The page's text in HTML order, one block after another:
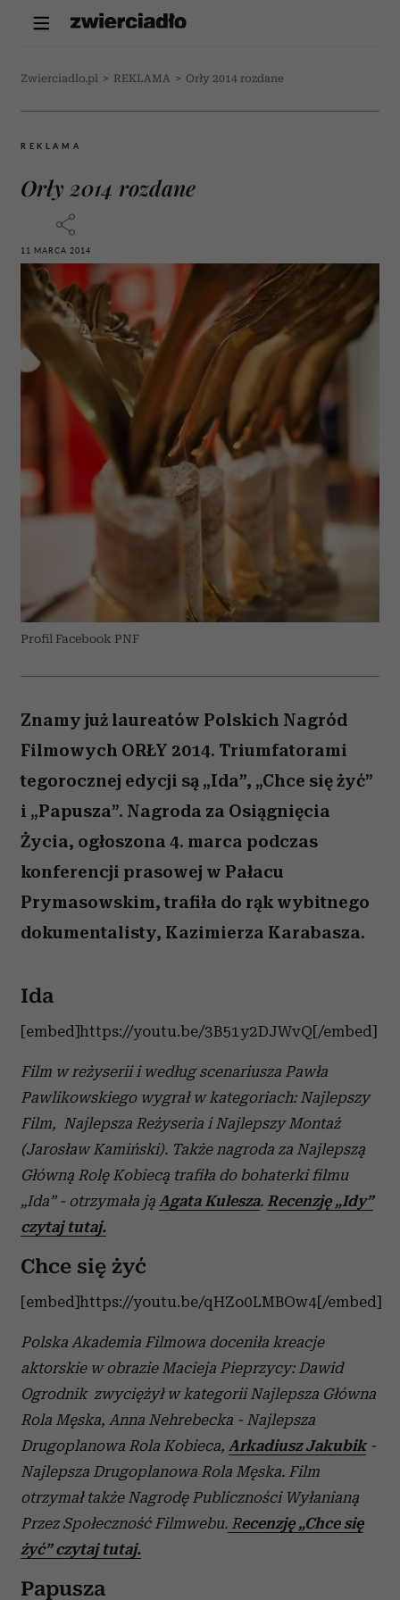
Zwierciadlo.pl > REKLAMA > Orły 2014 rozdane
REKLAMA
Orły 2014 rozdane
11 MARCA 2014
Profil Facebook PNF
Znamy już laureatów Polskich Nagród
Filmowych ORŁY 2014. Triumfatorami
tegorocznej edycji są „Ida”, „Chce się żyć”
i „Papusza”. Nagroda za Osiągnięcia
Życia, ogłoszona 4. marca podczas
konferencji prasowej w Pałacu
Prymasowskim, trafiła do rąk wybitnego
dokumentalisty, Kazimierza Karabasza.
Ida
[embed]https://youtu.be/3B51y2DJWvQ[/embed]
Film w reżyserii i według scenariusza Pawła
Pawlikowskiego wygrał w kategoriach: Najlepszy
Film, Najlepsza Reżyseria i Najlepszy Montaż
(Jarosław Kamiński). Także nagroda za Najlepszą
Główną Rolę Kobiecą trafiła do bohaterki filmu
„Ida” - otrzymała ją Agata Kulesza. Recenzję „Idy”
czytaj tutaj.
Chce się żyć
[embed]https://youtu.be/qHZo0LMBOw4[/embed]
Polska Akademia Filmowa doceniła kreacje
aktorskie w obrazie Macieja Pieprzycy: Dawid
Ogrodnik zwyciężył w kategorii Najlepsza Główna
Rola Męska, Anna Nehrebecka - Najlepsza
Drugoplanowa Rola Kobieca, Arkadiusz Jakubik-
Najlepsza Drugoplanowa Rola Męska. Film
otrzymał także Nagrodę Publiczności Wyłanianą
Przez Społeczność Filmwebu. Recenzję „Chce się
żyć” czytaj tutaj.
Papusza